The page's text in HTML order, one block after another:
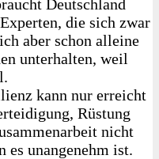
Deutschland
die sich zwar
aber schon alleine
unterhalten, weil
kann nur erreicht
Rüstung
nicht
es unangenehm ist.